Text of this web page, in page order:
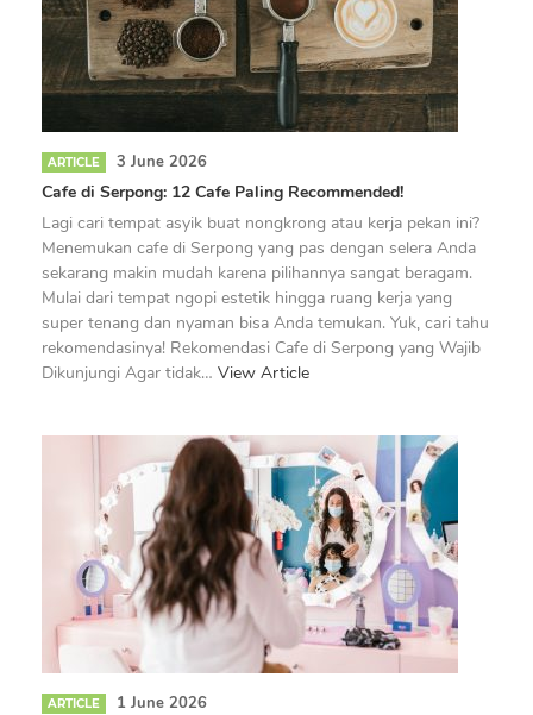
ARTICLE 3 June 2026
Cafe di Serpong: 12 Cafe Paling Recommended!
Lagi cari tempat asyik buat nongkrong atau kerja pekan ini?
Menemukan cafe di Serpong yang pas dengan selera Anda
sekarang makin mudah karena pilihannya sangat beragam.
Mulai dari tempat ngopi estetik hingga ruang kerja yang
super tenang dan nyaman bisa Anda temukan. Yuk, cari tahu
rekomendasinya! Rekomendasi Cafe di Serpong yang Wajib
Dikunjungi Agar tidak… View Article
ARTICLE 1 June 2026